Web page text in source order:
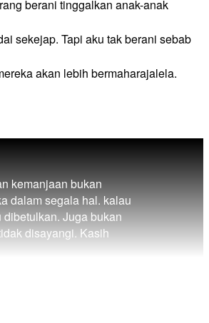
berani tinggalkan anak-anak
sekejap. Tapi aku tak berani sebab
akan lebih bermaharajalela.
kemanjaan bukan
dalam segala hal. kalau
Juga bukan
disayangi. Kasih